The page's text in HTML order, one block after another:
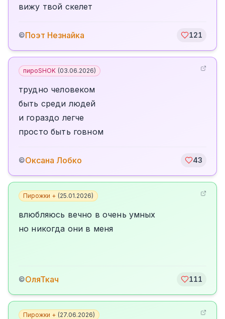
вижу твой скелет
©Поэт Незнайка 121
пироSHOK (03.06.2026)
трудно человеком
быть среди людей
и гораздо легче
просто быть говном
©Оксана Лобко 43
Пирожки + (25.01.2026)
влюбляюсь вечно в очень умных
но никогда они в меня
©ОляТкач 111
Пирожки + (27.06.2026)